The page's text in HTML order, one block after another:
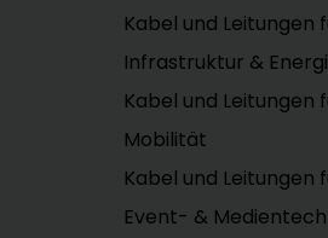
Kabel und Leitungen
Infrastruktur &
Kabel und Leitungen
Mobilität
Kabel und Leitungen
Event- &